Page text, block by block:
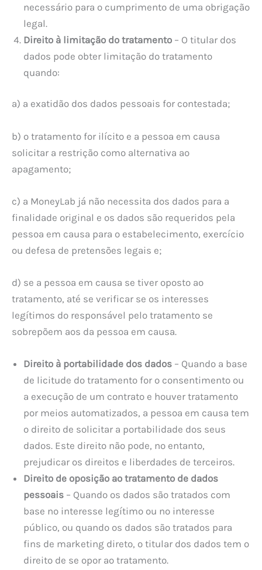
necessário para o cumprimento de uma obrigação
legal.
Direito à limitação do tratamento – O titular dos
dados pode obter limitação do tratamento
quando:
a) a exatidão dos dados pessoais for contestada;
b) o tratamento for ilícito e a pessoa em causa
solicitar a restrição como alternativa ao
apagamento;
c) a MoneyLab já não necessita dos dados para a
finalidade original e os dados são requeridos pela
pessoa em causa para o estabelecimento, exercício
ou defesa de pretensões legais e;
d) se a pessoa em causa se tiver oposto ao
tratamento, até se verificar se os interesses
legítimos do responsável pelo tratamento se
sobrepõem aos da pessoa em causa.
Direito à portabilidade dos dados – Quando a base
de licitude do tratamento for o consentimento ou
a execução de um contrato e houver tratamento
por meios automatizados, a pessoa em causa tem
o direito de solicitar a portabilidade dos seus
dados. Este direito não pode, no entanto,
prejudicar os direitos e liberdades de terceiros.
Direito de oposição ao tratamento de dados
pessoais – Quando os dados são tratados com
base no interesse legítimo ou no interesse
público, ou quando os dados são tratados para
fins de marketing direto, o titular dos dados tem o
direito de se opor ao tratamento.